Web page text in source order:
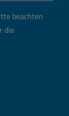
beachten
die